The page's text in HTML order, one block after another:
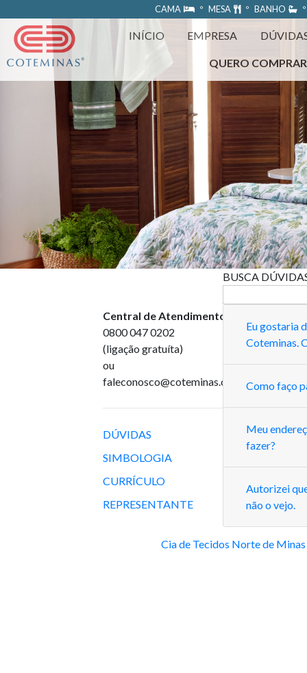
https://www.coteminas.com.br/desenv-web/htm11/
CAMA º MESA º BANHO
INÍCIO EMPRESA
QUERO COMPRAR
BUSCA
Central de Atendimento
0800 047 0202
(ligação gratuíta)
ou
faleconosco@coteminas.com.br
DÚVIDAS
SIMBOLOGIA
CURRÍCULO
REPRESENTANTE
Eu gostaria
Coteminas.
Como faço
Meu
fazer?
Autorizei
não o vejo.
Cia de Tecidos Norte de Minas